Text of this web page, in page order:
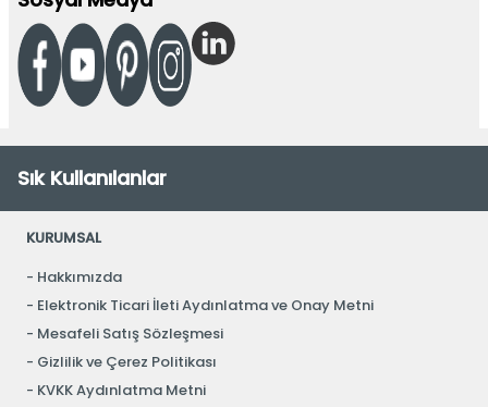
Sık Kullanılanlar
KURUMSAL
Hakkımızda
Elektronik Ticari İleti Aydınlatma ve Onay Metni
Mesafeli Satış Sözleşmesi
Gizlilik ve Çerez Politikası
KVKK Aydınlatma Metni